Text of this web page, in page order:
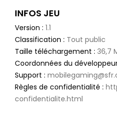
INFOS JEU
Version : 1.1
Classification : Tout public
Taille téléchargement : 36,7
Coordonnées du
Support :
Règles de confidentialité :
confidentialite.html